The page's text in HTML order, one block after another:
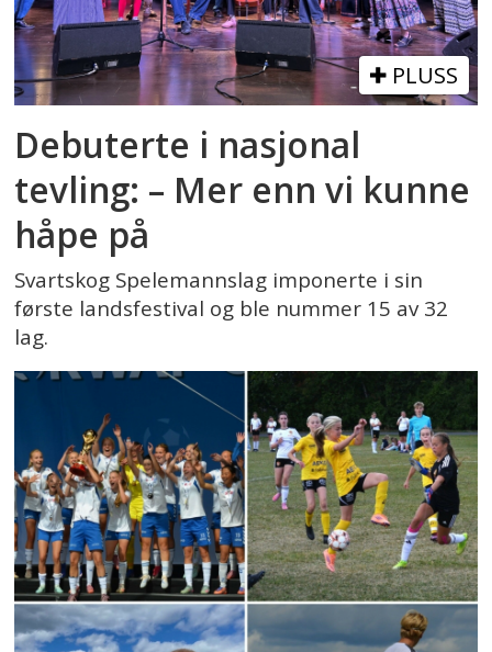
PLUSS
Debuterte i nasjonal
tevling: – Mer enn vi kunne
håpe på
Svartskog Spelemannslag imponerte i sin
første landsfestival og ble nummer 15 av 32
lag.